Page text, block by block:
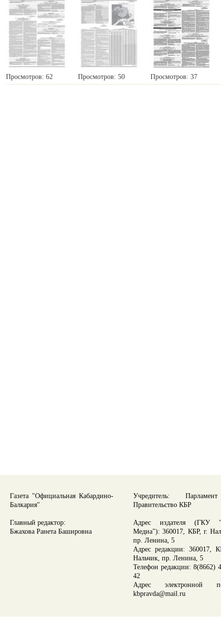
Просмотров: 62 Просмотров: 50 Просмотров: 37
Газета "Официальная Кабардино-
Балкария"
Главный редактор:
Бжахова Ранета Башировна
Учредитель:
Правительство КБР
Адрес издателя (ГКУ
Медиа"): 360017, КБР, г.
пр. Ленина, 5
Адрес редакции: 360017,
Нальчик, пр. Ленина, 5
Телефон редакции: 8(8662)
42
Адрес электронной
kbpravda@mail.ru